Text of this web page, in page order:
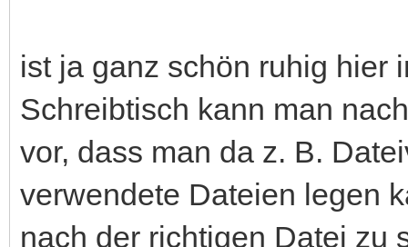
ist ja ganz schön ruhig hier
Schreibtisch kann man
vor, dass man da z. B.
verwendete Dateien legen
nach der richtigen Datei zu